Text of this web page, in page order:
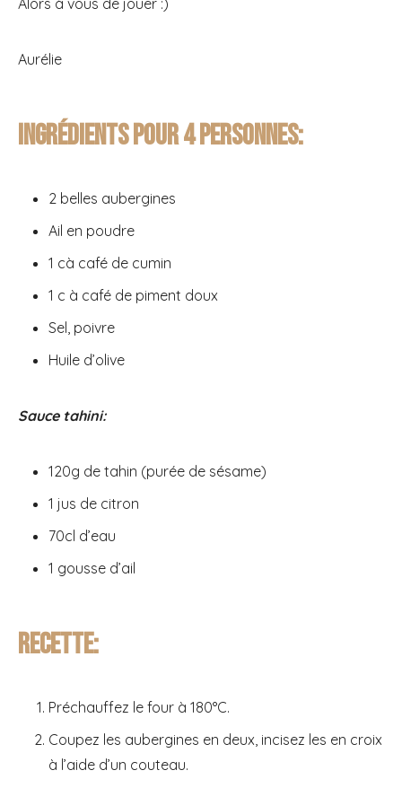
Aurélie
Ingrédients pour 4 personnes:
2 belles aubergines
Ail en poudre
1 cà café de cumin
1 c à café de piment doux
Sel, poivre
Huile d’olive
Sauce tahini:
120g de tahin (purée de sésame)
1 jus de citron
70cl d’eau
1 gousse d’ail
Recette:
Préchauffez le four à 180°C.
Coupez les aubergines en deux, incisez les en croix
à l’aide d’un couteau.